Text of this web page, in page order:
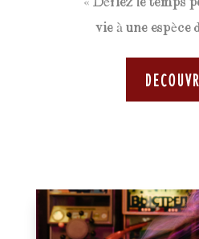
vie à une espèce